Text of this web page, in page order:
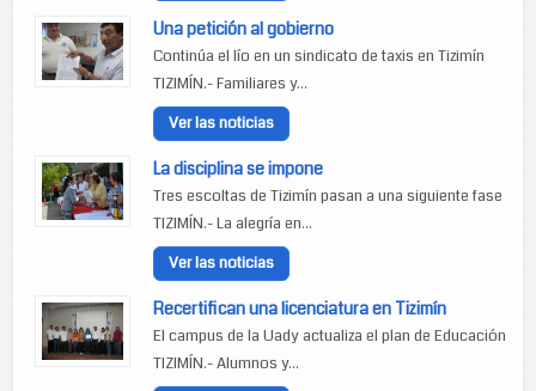
Una petición al gobierno
Continúa el lío en un sindicato de taxis en Tizimín
TIZIMÍN.- Familiares y...
Ver las noticias
La disciplina se impone
Tres escoltas de Tizimín pasan a una siguiente fase
TIZIMÍN.- La alegría en...
Ver las noticias
Recertifican una licenciatura en Tizimín
El campus de la Uady actualiza el plan de Educación
TIZIMÍN.- Alumnos y...